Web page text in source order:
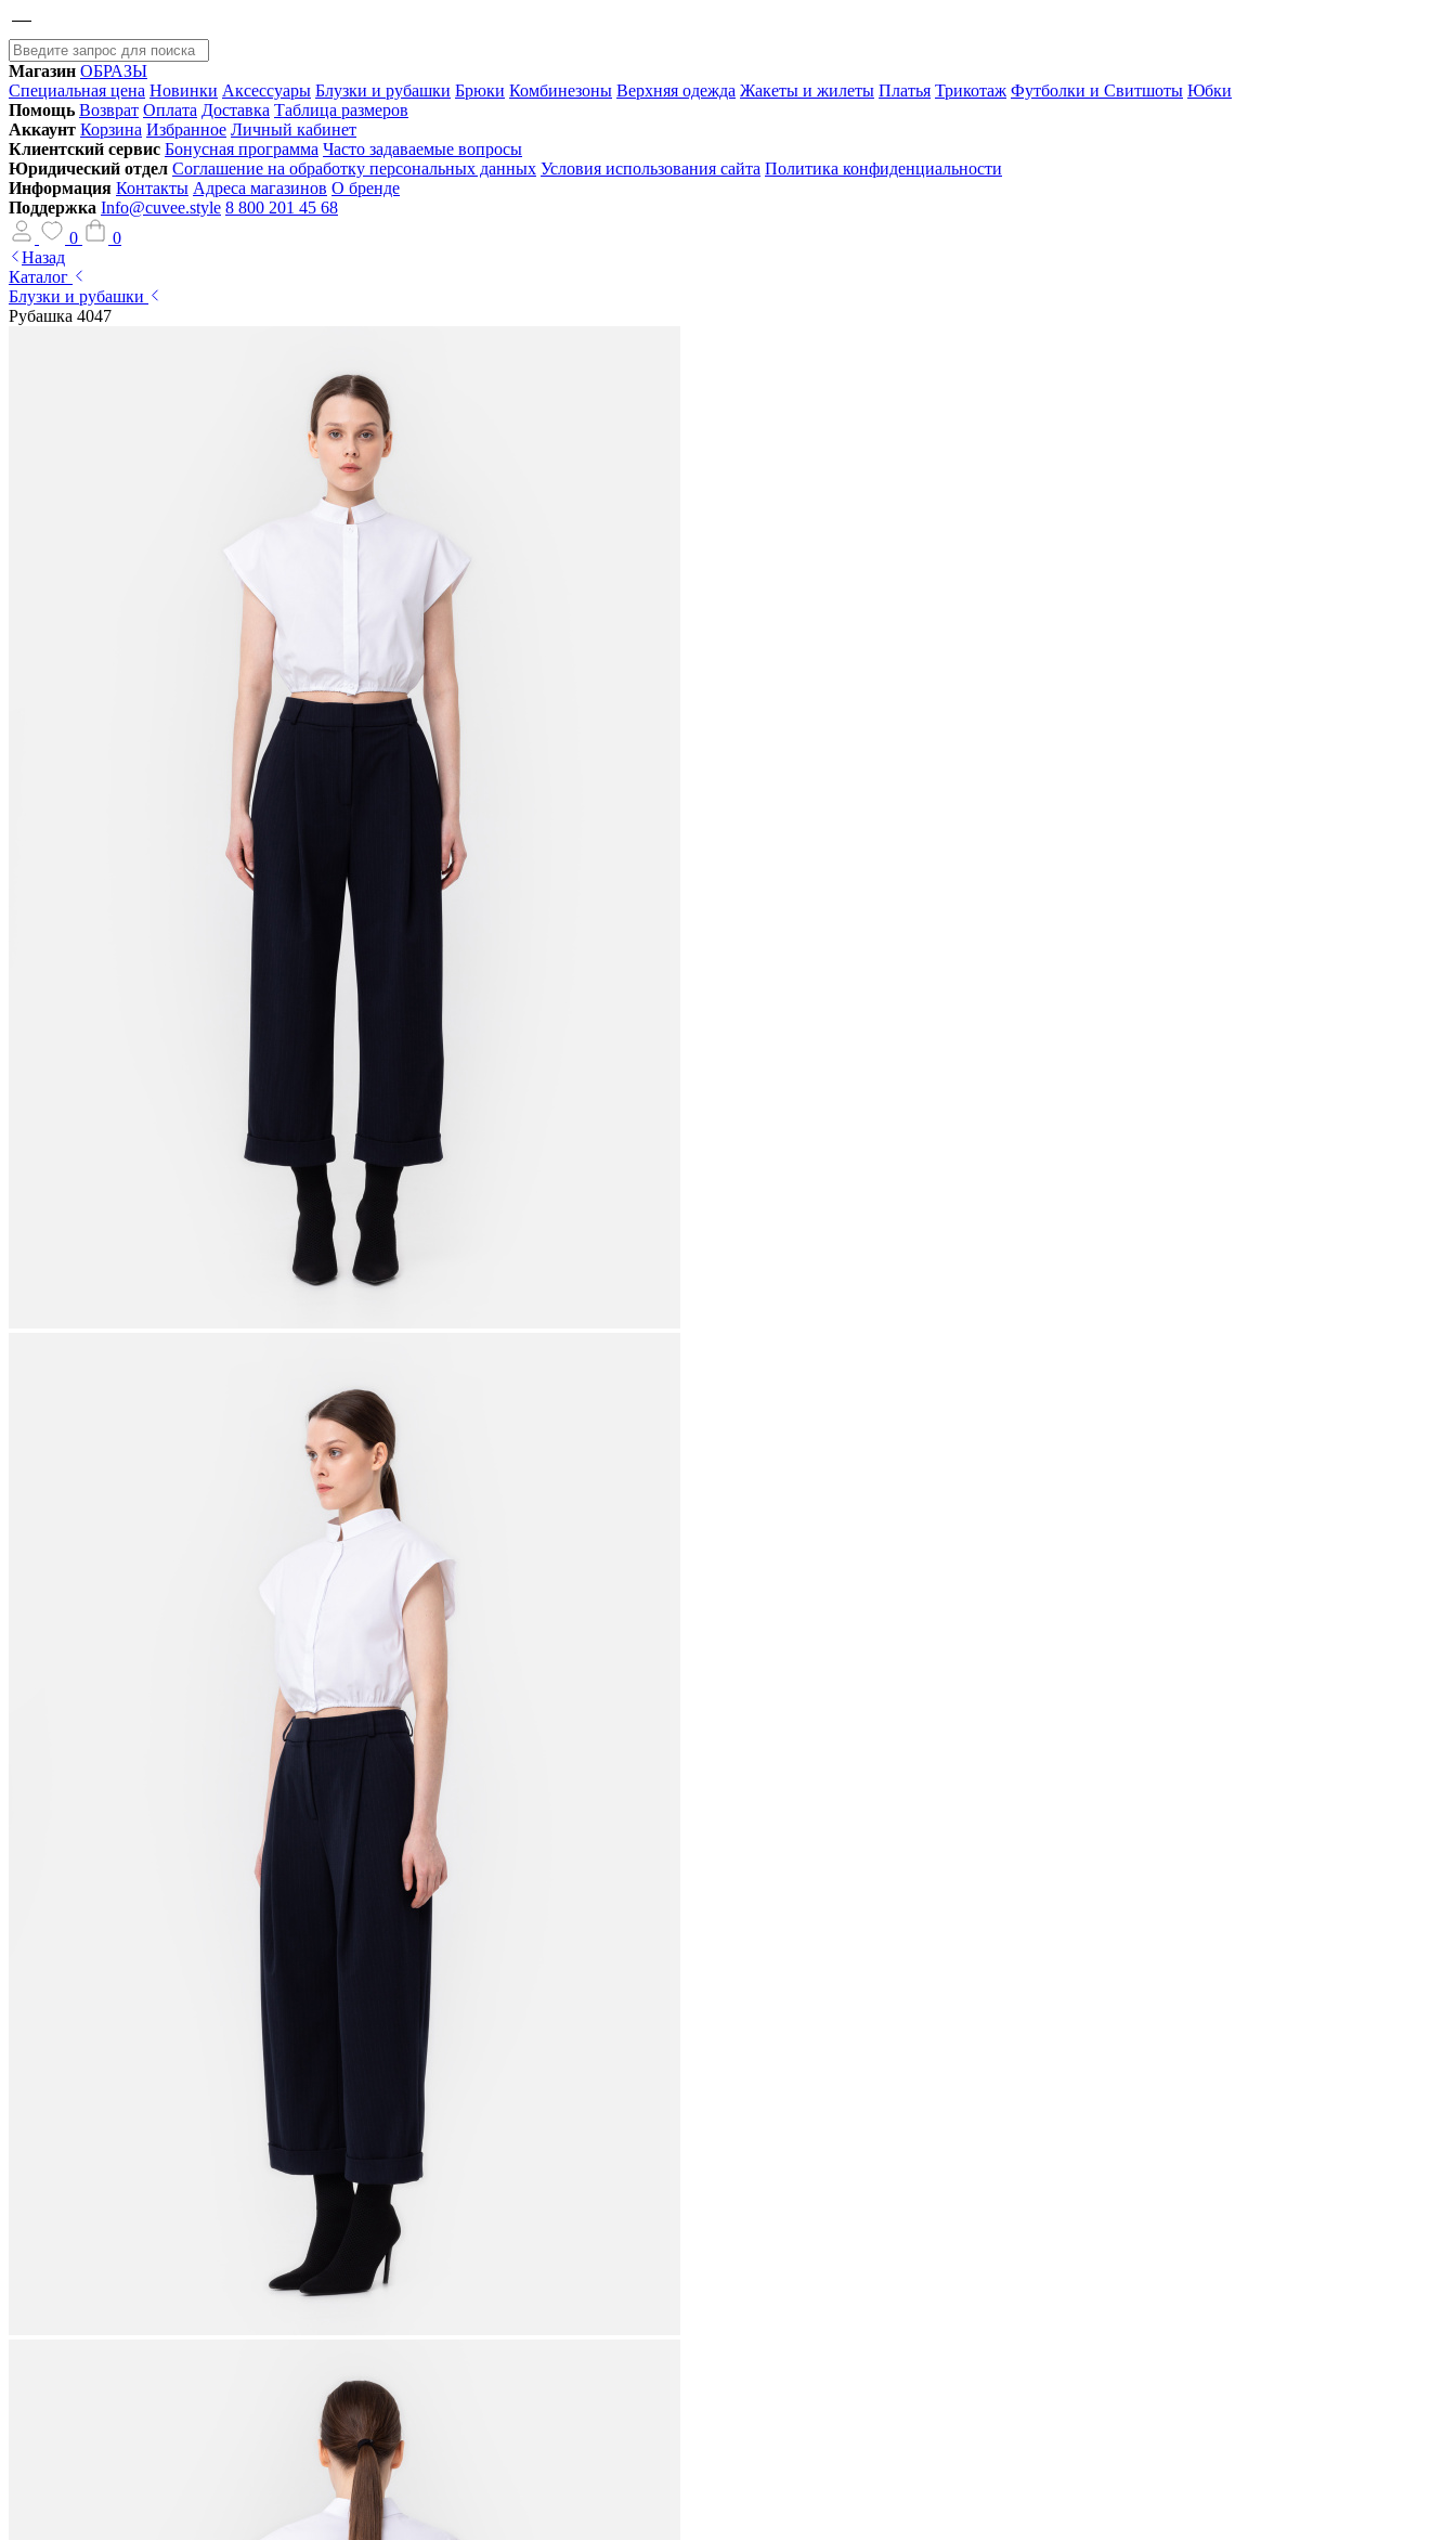
Магазин ОБРАЗЫ
Специальная цена Новинки Аксессуары Блузки и рубашки Брюки Комбинезоны Верхняя одежда Жакеты и жилеты Платья Трикотаж Футболки и Свитшоты Юбки
Помощь Возврат Оплата Доставка Таблица размеров
Аккаунт Корзина Избранное Личный кабинет
Клиентский сервис Бонусная программа Часто задаваемые вопросы
Юридический отдел Соглашение на обработку персональных данных Условия использования сайта Политика конфиденциальности
Информация Контакты Адреса магазинов О бренде
Поддержка Info@cuvee.style 8 800 201 45 68
0
0
Назад
Каталог
Блузки и рубашки
Рубашка 4047